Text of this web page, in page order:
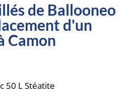
de Ballooneo
d'un
Camon
50 L Stéatite